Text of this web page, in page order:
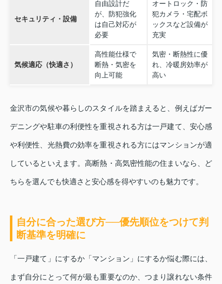
セキュリティ・設備
自由設計だ
が、防犯強化
は自己対応が
必要
オートロック・防
犯カメラ・宅配ボ
ックスなど設備が
充実
気候適応（快適さ）
高性能仕様で
断熱・気密を
向上可能
気密・断熱性に優
れ、冷暖房効率が
高い
金沢市の気候や暮らしのスタイルを踏まえると、例えばガー
デニングや駐車の利便性を重視される方は一戸建て、安心感
や利便性、光熱費の効率を重視される方にはマンションが適
しているといえます。高断熱・高気密性能の住まいなら、ど
ちらを選んでも快適さと安心感を得やすいのも魅力です。
自分に合った選び方──優先順位をつけて判
断基準を明確に
「一戸建て」にするか「マンション」にするか悩む際には、
まず自分にとって何が最も重要なのか、つまり譲れない条件